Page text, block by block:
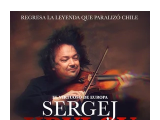
19:00 horas, en el Teatro Municipal de
Santiago. La celebración reunirá a la
máxima exponente de la música popular
peruana, Eva Ayllón, al Cuarteto Austral y
un repertorio que recorrerá seis décadas
de obras que transformaron l